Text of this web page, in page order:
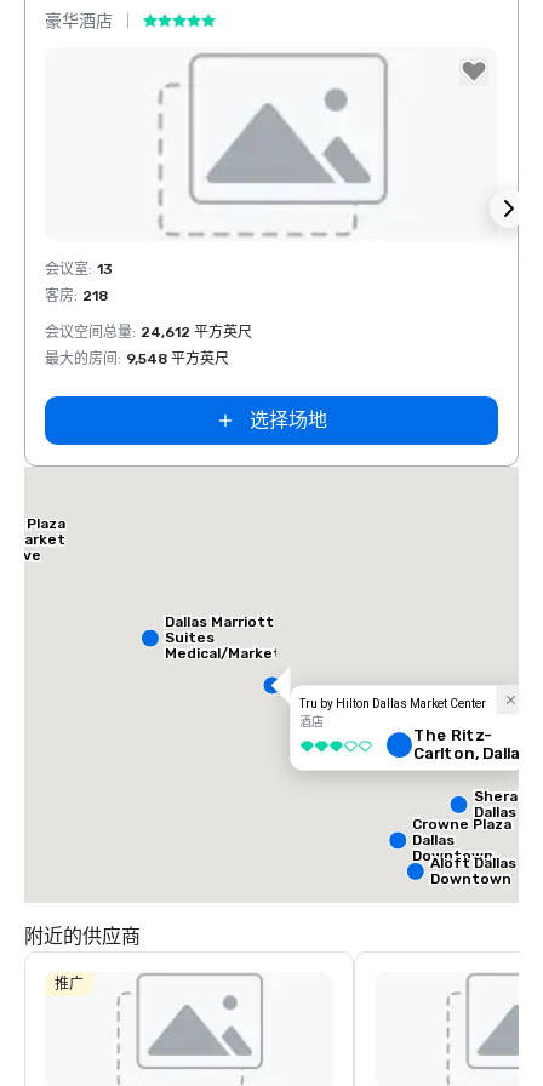
豪华酒店
Removed from favorites
会议室: 13
客房: 218
会议空间总量: 24,612 平方英尺
最大的房间 : 9,548 平方英尺
选择场地
Tru by Hilton Dallas Market Center
酒店
3/5
The Ritz-
Carlton, Dallas
Dallas
Crowne Plaza
Dallas
Downtown
Plaza
Market
Love
Dallas Marriott
Suites
Medical/Market
Aloft Dallas
Downtown
附近的供应商
推广